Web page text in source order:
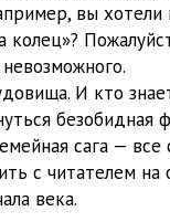
вы хотели
колец»?
И кто
безобидная
сага —
с читателем
века.